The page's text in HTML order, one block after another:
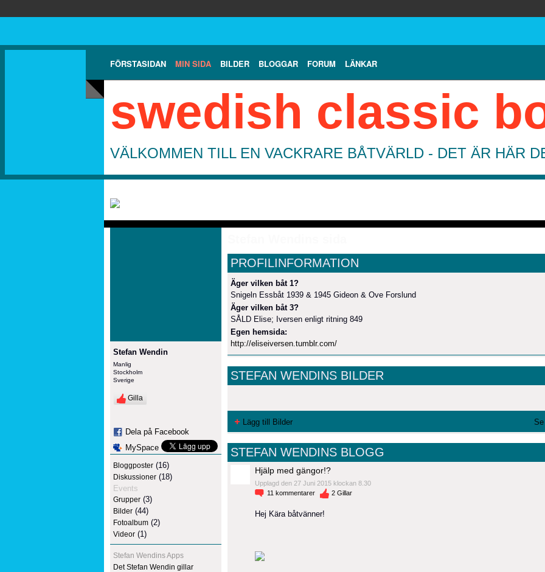
FÖRSTASIDAN MIN SIDA BILDER BLOGGAR FORUM LÄNKAR
swedish classic
VÄLKOMMEN TILL EN VACKRARE BÅTVÄRLD - DET ÄR HÄR
Stefan Wendin
Manlig
Stockholm
Sverige
Gilla
Dela på Facebook
MySpace
Bloggposter (16)
Diskussioner (18)
Events
Grupper (3)
Bilder (44)
Fotoalbum (2)
Videor (1)
Stefan Wendins Apps
Det Stefan Wendin gillar
PROFILINFORMATION
Äger vilken båt 1?
Snigeln Essbåt 1939 & 1945 Gideon & Ove Forslund
Äger vilken båt 3?
SÅLD Elise; Iversen enligt ritning 849
Egen hemsida:
http://eliseiversen.tumblr.com/
STEFAN WENDINS BILDER
Lägg till Bilder
STEFAN WENDINS BLOGG
Hjälp med gängor!?
Upplagd den 27 Juni 2015 klockan 8.30
11 kommentarer 2 Gillar
Hej Kära båtvänner!